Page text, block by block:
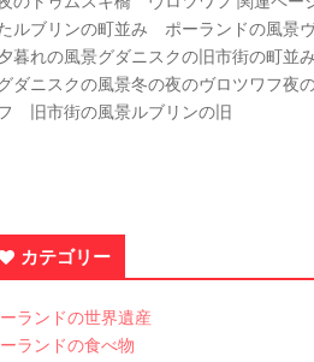
ルブリンの町並み ポーランドの風景
暮れの風景グダニスクの旧市街の町並
ダニスクの風景冬の夜のヴロツワフ夜
旧市街の風景ルブリンの旧
カテゴリー
ランドの世界遺産
ランドの食べ物